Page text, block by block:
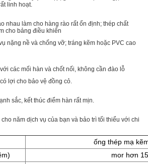
linh hoạt.
nhau làm cho hàng rào rất ổn định; thép chất
cho bảng điều khiển
nặng nề và chống vỡ; tráng kẽm hoặc PVC cao
các mối hàn và chốt nối, không cần đào lỗ
lợi cho bảo vệ đồng cỏ.
sắc, kết thúc điểm hàn rất mịn.
năm dịch vụ của bạn và bảo trì tối thiểu với chi
ống thép mạ
mor hơn